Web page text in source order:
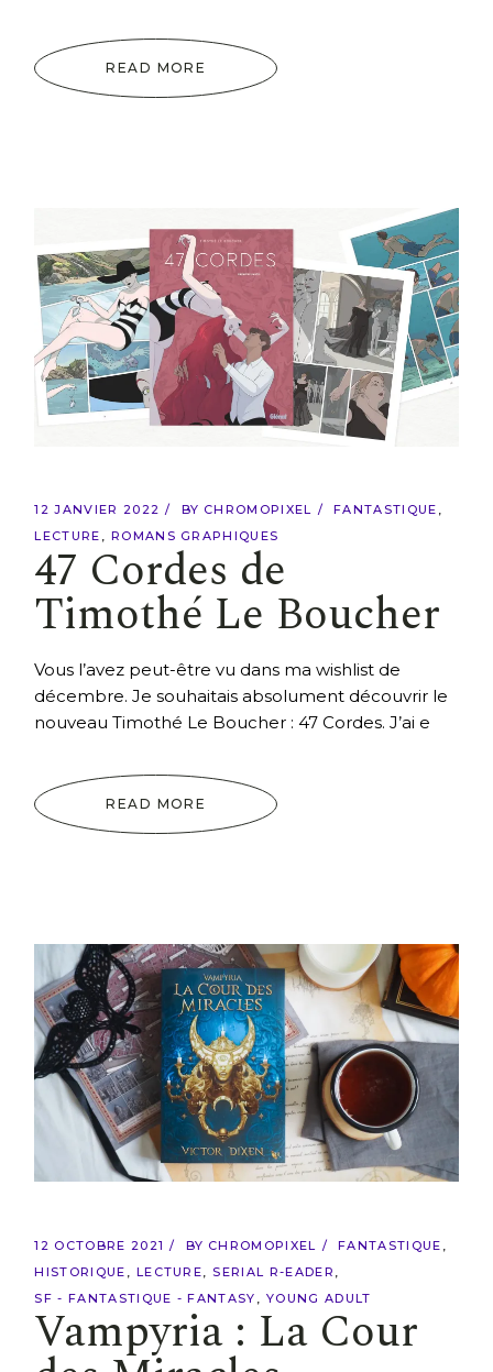
READ MORE
12 JANVIER 2022 BY CHROMOPIXEL
FANTASTIQUE
LECTURE
ROMANS GRAPHIQUES
47 Cordes de
Timothé Le Boucher
Vous l’avez peut-être vu dans ma wishlist de
décembre. Je souhaitais absolument découvrir le
nouveau Timothé Le Boucher : 47 Cordes. J’ai e
READ MORE
12 OCTOBRE 2021 BY CHROMOPIXEL
FANTASTIQUE
HISTORIQUE
LECTURE
SERIAL R-EADER
SF - FANTASTIQUE - FANTASY
YOUNG ADULT
Vampyria : La Cour